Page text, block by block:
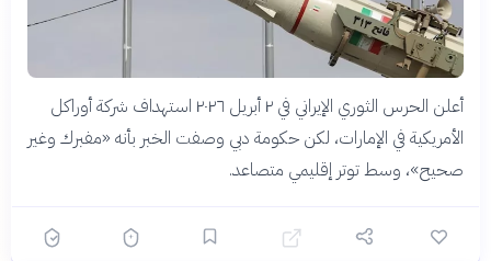
أعلن الحرس الثوري الإيراني في ٢ أبريل ٢٠٢٦ استهداف شركة أوراكل
الأمريكية في الإمارات، لكن حكومة دبي وصفت الخبر بأنه «مفبرك وغير
صحيح»، وسط توتر إقليمي متصاعد.